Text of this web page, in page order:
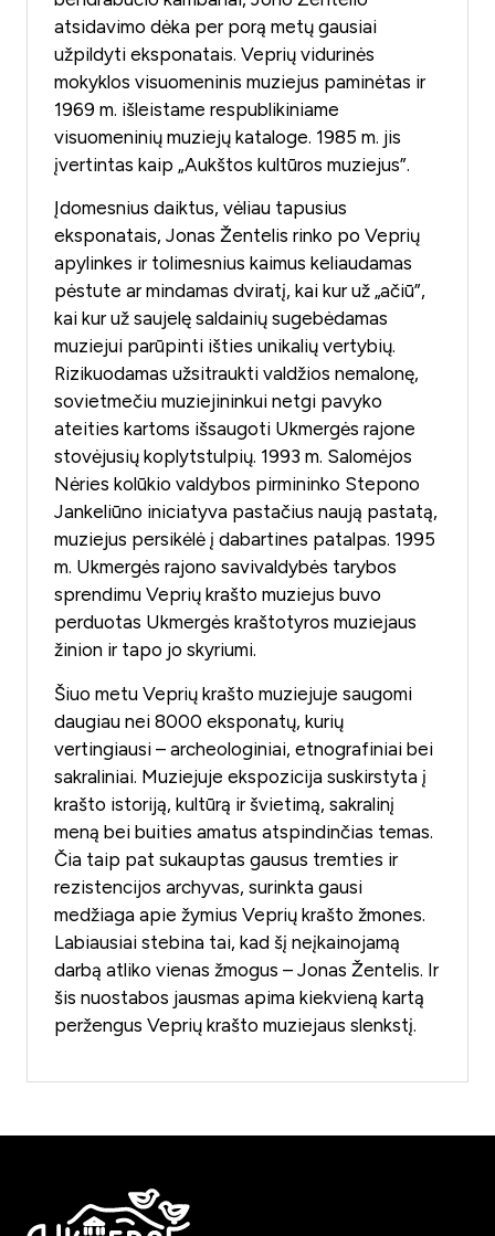
atsidavimo dėka per porą metų gausiai
užpildyti eksponatais. Veprių vidurinės
mokyklos visuomeninis muziejus paminėtas ir
1969 m. išleistame respublikiniame
visuomeninių muziejų kataloge. 1985 m. jis
įvertintas kaip „Aukštos kultūros muziejus”.
Įdomesnius daiktus, vėliau tapusius
eksponatais, Jonas Žentelis rinko po Veprių
apylinkes ir tolimesnius kaimus keliaudamas
pėstute ar mindamas dviratį, kai kur už „ačiū”,
kai kur už saujelę saldainių sugebėdamas
muziejui parūpinti išties unikalių vertybių.
Rizikuodamas užsitraukti valdžios nemalonę,
sovietmečiu muziejininkui netgi pavyko
ateities kartoms išsaugoti Ukmergės rajone
stovėjusių koplytstulpių. 1993 m. Salomėjos
Nėries kolūkio valdybos pirmininko Stepono
Jankeliūno iniciatyva pastačius naują pastatą,
muziejus persikėlė į dabartines patalpas. 1995
m. Ukmergės rajono savivaldybės tarybos
sprendimu Veprių krašto muziejus buvo
perduotas Ukmergės kraštotyros muziejaus
žinion ir tapo jo skyriumi.
Šiuo metu Veprių krašto muziejuje saugomi
daugiau nei 8000 eksponatų, kurių
vertingiausi – archeologiniai, etnografiniai bei
sakraliniai. Muziejuje ekspozicija suskirstyta į
krašto istoriją, kultūrą ir švietimą, sakralinį
meną bei buities amatus atspindinčias temas.
Čia taip pat sukauptas gausus tremties ir
rezistencijos archyvas, surinkta gausi
medžiaga apie žymius Veprių krašto žmones.
Labiausiai stebina tai, kad šį neįkainojamą
darbą atliko vienas žmogus – Jonas Žentelis. Ir
šis nuostabos jausmas apima kiekvieną kartą
peržengus Veprių krašto muziejaus slenkstį.